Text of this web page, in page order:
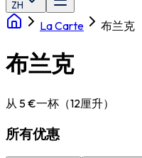
ZH
La Carte 布兰克
布兰克
从 5 €一杯（12厘升）
所有优惠